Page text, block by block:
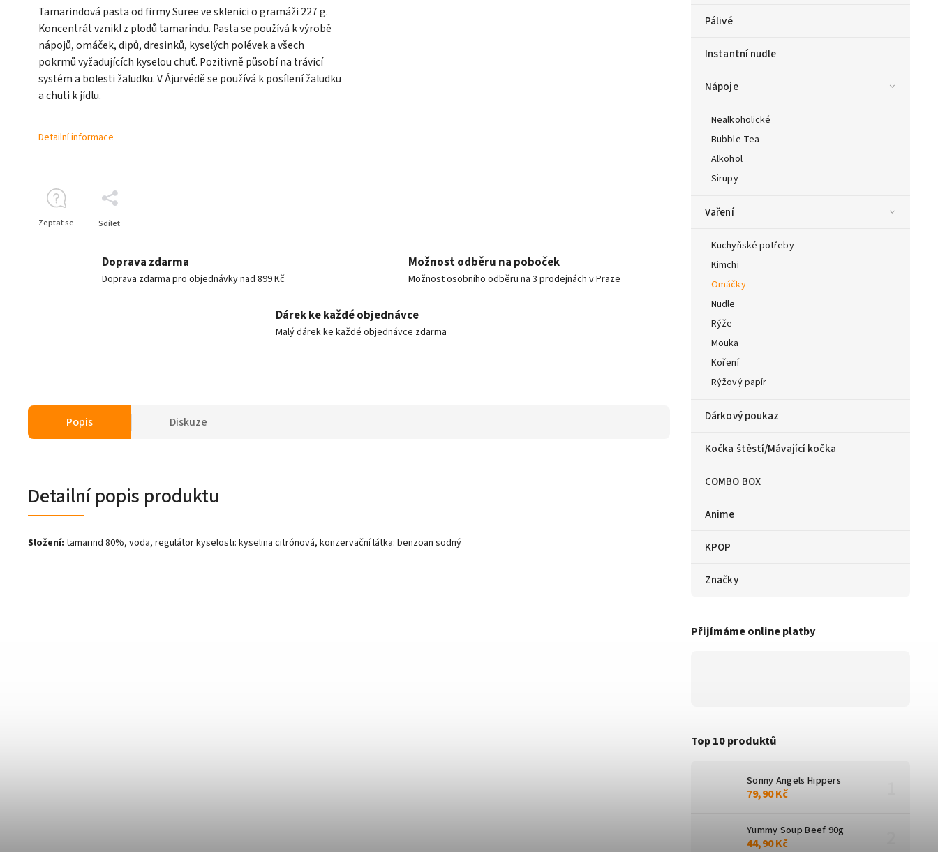
Pálivé
Instantní nudle
Nápoje
Nealkoholické
Bubble Tea
Alkohol
Sirupy
Vaření
Kuchyňské potřeby
Kimchi
Omáčky
Nudle
Rýže
Mouka
Koření
Rýžový papír
Dárkový poukaz
Kočka štěstí/Mávající kočka
COMBO BOX
Anime
KPOP
Značky
Přijímáme online platby
Top 10 produktů
Sonny Angels Hippers
79,90 Kč
Yummy Soup Beef 90g
44,90 Kč
Tamarindová pasta od firmy Suree ve sklenici o gramáži 227 g.
Koncentrát vznikl z plodů tamarindu. Pasta se používá k výrobě
nápojů, omáček, dipů, dresinků, kyselých polévek a všech
pokrmů vyžadujících kyselou chuť. Pozitivně působí na trávicí
systém a bolesti žaludku. V Ájurvédě se používá k posílení žaludku
a chuti k jídlu.
Detailní informace
Zeptat se Sdílet
Doprava zdarma
Doprava zdarma pro objednávky nad 899 Kč
Možnost odběru na poboček
Možnost osobního odběru na 3 prodejnách v Praze
Dárek ke každé objednávce
Malý dárek ke každé objednávce zdarma
Popis Diskuze
Detailní popis produktu
Složení: tamarind 80%, voda, regulátor kyselosti: kyselina citrónová, konzervační látka: benzoan sodný